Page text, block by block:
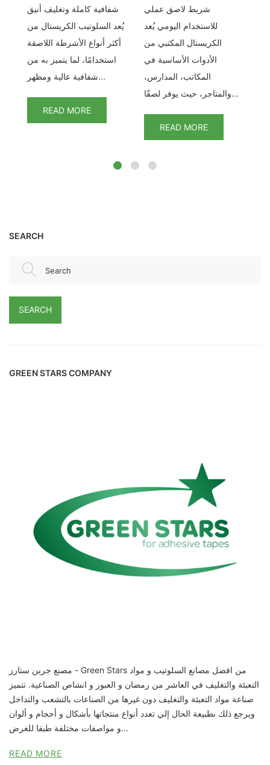
شفافية كاملة وتغليف أنيق
يُعد السلوتيب الكريستال من
أكثر أنواع الأشرطة اللاصقة
استخدامًا، لما يتميز به من
شفافية عالية ومظهر...
READ MORE
شريط لاصق عملي
للاستخدام اليومي يُعد
الكريستال المكتبي من
الأدوات الأساسية في
المكاتب، المدارس،
والمتاجر، حيث يوفر لصقًا...
READ MORE
SEARCH
Search
SEARCH
GREEN STARS COMPANY
مصنع جرين ستارز - Green Stars من افضل مصانع السلوتيب و مواد
التعبئة والتغليف في العاشر من رمضان و العبور و انشاص الصناعية. تتميز
صناعة مواد التعبئة والتغليف دون غيرها من الصناعات بالتشعب والتداخل
ويرجع ذلك بطبيعة الحال إلي تعدد أنواع منتجاتها بأشكال و أحجام و ألوان
و مواصفات مختلفة طبقا للغرض...
READ MORE